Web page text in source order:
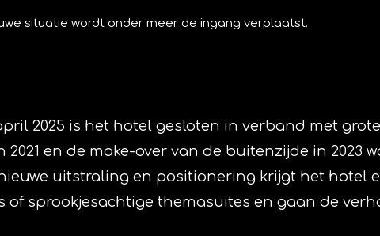
situatie wordt onder meer de ingang verplaatst.
2025 is het hotel gesloten in verband met
en de make-over van de buitenzijde in 2023
uitstraling en positionering krijgt het hotel
of sprookjesachtige themasuites en gaan de